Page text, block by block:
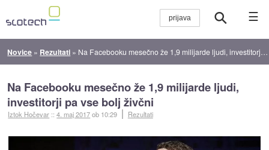
☰
Novice » Rezultati » Na Facebooku mesečno že 1,9 milijarde ljudi, investitorji pa vse bolj živčni
Na Facebooku mesečno že 1,9 milijarde ljudi,
investitorji pa vse bolj živčni
Iztok Hočevar ::4. maj 2017ob 10:29 Rezultati